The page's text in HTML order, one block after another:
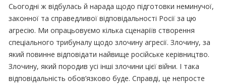
Сьогодні ж відбулась й нарада щодо підготовки неминучої,
законної та справедливої відповідальності Росії за цю
агресію. Ми опрацьовуємо кілька сценаріїв створення
спеціального трибуналу щодо злочину агресії. Злочину, за
який повинне відповідати найвище російське керівництво.
Злочину, який породив усі інші злочини цієї війни. І така
відповідальність обов’язково буде. Справді, це непросте